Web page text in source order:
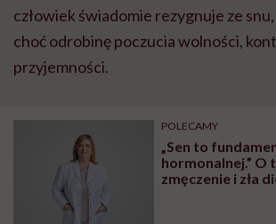
człowiek świadomie rezygnuje ze
choć odrobinę poczucia wolności,
przyjemności.
POLECAMY
„Sen to
hormonalnej.” O
zmęczenie i zła